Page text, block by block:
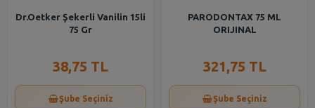
Dr.Oetker Şekerli Vanilin 15li
75 Gr
38,75 TL
Şube Seçiniz
PARODONTAX 75 ML
ORIJINAL
321,75 TL
Şube Seçiniz